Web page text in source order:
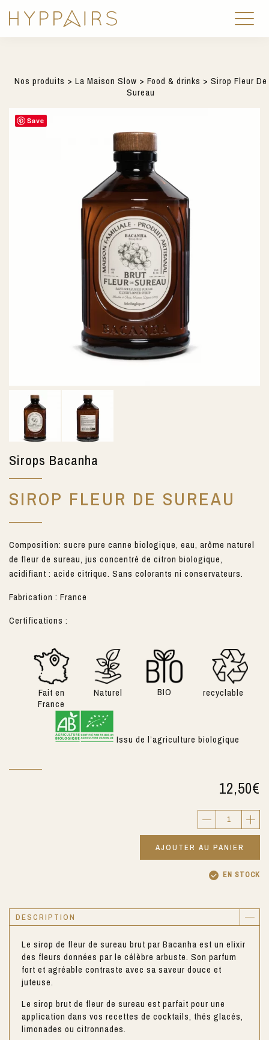
Nos produits > La Maison Slow > Food & drinks > Sirop Fleur De
Sureau
Save
Sirops Bacanha
SIROP FLEUR DE SUREAU
Composition: sucre pure canne biologique, eau, arôme naturel
de fleur de sureau, jus concentré de citron biologique,
acidifiant : acide citrique. Sans colorants ni conservateurs.
Fabrication : France
Certifications :
Fait en
France
Naturel BIO recyclable
Issu de l’agriculture biologique
12,50€
AJOUTER AU PANIER
EN STOCK
DESCRIPTION
Le sirop de fleur de sureau brut par Bacanha est un elixir
des fleurs données par le célèbre arbuste. Son parfum
fort et agréable contraste avec sa saveur douce et
juteuse.
Le sirop brut de fleur de sureau est parfait pour une
application dans vos recettes de cocktails, thés glacés,
limonades ou citronnades.